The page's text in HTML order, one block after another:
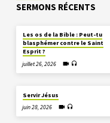
SERMONS RÉCENTS
Les os de la Bible : Peut-tu
blasphémer contre le Saint
Esprit ?
juillet 26, 2026
Servir Jésus
juin 28, 2026